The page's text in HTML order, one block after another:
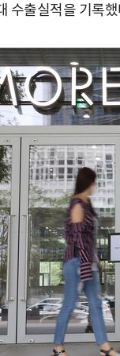
수출실적을 기록